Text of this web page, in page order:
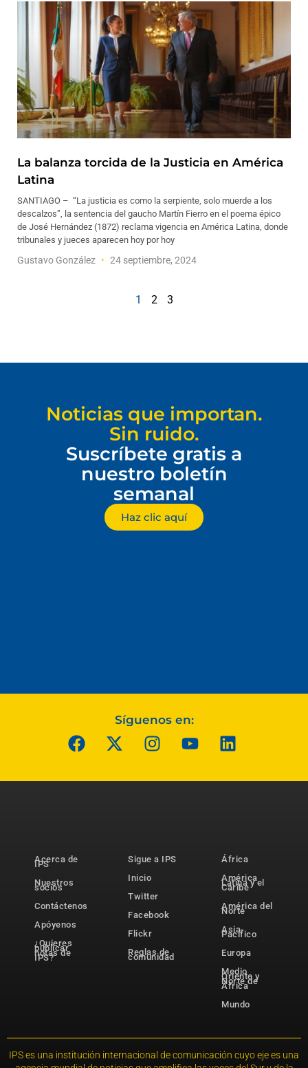
La balanza torcida de la Justicia en América
Latina
SANTIAGO – “La justicia es como la serpiente, solo muerde a los
descalzos”, la sentencia del gaucho Martín Fierro en el poema épico
de José Hernández (1872) reclama vigencia en América Latina, donde
tribunales y jueces aparecen hoy por hoy
Gustavo González 24 septiembre, 2024
1 2 3
Noticias que importan.
Sin ruido.
Suscríbete gratis a
nuestro boletín
semanal
Haz clic aquí
Síguenos en:
Acerca de
IPS
Nuestros
socios
Contáctenos
Apóyenos
¿Quieres
publicar
notas de
IPS?
Sigue a IPS
Inicio
Twitter
Facebook
Flickr
Reglas de
comunidad
África
América
Latina y el
Caribe
América del
Norte
Asia-
Pacífico
Europa
Medio
Oriente y
Norte de
África
Mundo
IPS es una institución internacional de comunicación cuyo eje es una